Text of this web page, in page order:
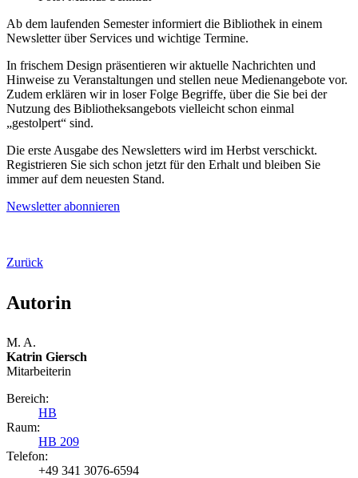
Ab dem laufenden Semester informiert die Bibliothek in einem
Newsletter über Services und wichtige Termine.
In frischem Design präsentieren wir aktuelle Nachrichten und
Hinweise zu Veranstaltungen und stellen neue Medienangebote vor.
Zudem erklären wir in loser Folge Begriffe, über die Sie bei der
Nutzung des Bibliotheksangebots vielleicht schon einmal
„gestolpert“ sind.
Die erste Ausgabe des Newsletters wird im Herbst verschickt.
Registrieren Sie sich schon jetzt für den Erhalt und bleiben Sie
immer auf dem neuesten Stand.
Newsletter abonnieren
Zurück
Autorin
M. A.
Katrin Giersch
Mitarbeiterin
Bereich:
HB
Raum:
HB 209
Telefon:
+49 341 3076-6594